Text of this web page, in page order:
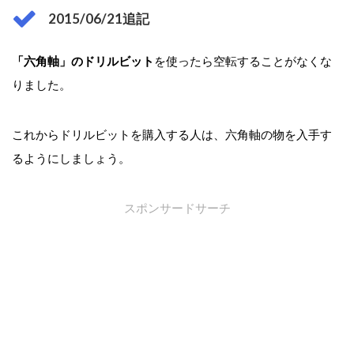
2015/06/21追記
「六角軸」のドリルビット を使ったら空転することがなくな
りました。
これからドリルビットを購入する人は、六角軸の物を入手す
るようにしましょう。
スポンサードサーチ